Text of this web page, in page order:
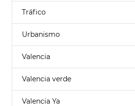
Tráfico
Urbanismo
Valencia
Valencia verde
Valencia Ya